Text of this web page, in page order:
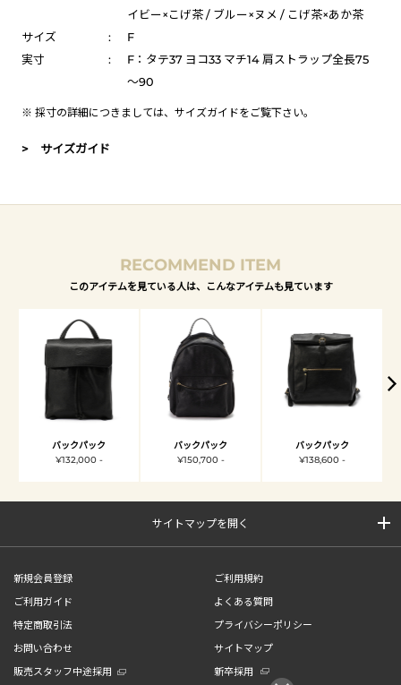
イビー×こげ茶 / ブルー×ヌメ / こげ茶×あか茶
サイズ
:
F
実寸
:
F：タテ37 ヨコ33 マチ14 肩ストラップ全長75
～90
※ 採寸の詳細につきましては、 サイズガイドをご覧下さい。
> サイズガイド
RECOMMEND ITEM
このアイテムを見ている人は、こんなアイテムも見ています
バックパック
¥132,000 -
バックパック
¥150,700 -
バックパック
¥138,600 -
サイトマップを開く
新規会員登録
ご利用規約
ご利用ガイド
よくある質問
特定商取引法
プライバシーポリシー
お問い合わせ
サイトマップ
販売スタッフ中途採用
新卒採用